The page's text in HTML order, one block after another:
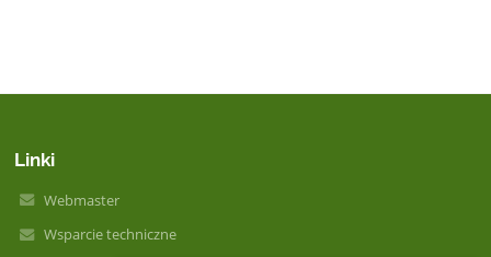
Linki
Webmaster
Wsparcie techniczne